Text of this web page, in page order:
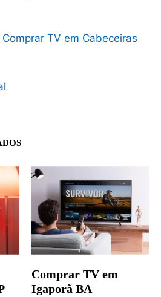
Comprar TV em Cabeceiras
Comprar TV em
Igaporã BA